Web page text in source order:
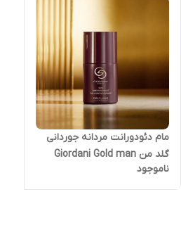
مام دئودورانت مردانه جوردانی
گلد من Giordani Gold man
ناموجود